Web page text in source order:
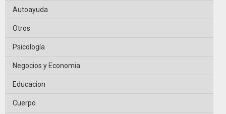
Autoayuda
Otros
Psicología
Negocios y Economia
Educacion
Cuerpo